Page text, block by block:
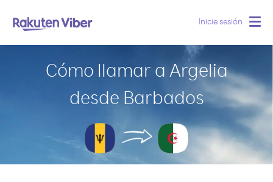
Inicie sesión
Cómo llamar a Argelia
desde Barbados